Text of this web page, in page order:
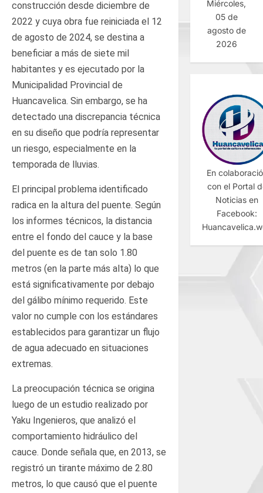
construcción desde diciembre de
2022 y cuya obra fue reiniciada el 12
de agosto de 2024, se destina a
beneficiar a más de siete mil
habitantes y es ejecutado por la
Municipalidad Provincial de
Huancavelica. Sin embargo, se ha
detectado una discrepancia técnica
en su diseño que podría representar
un riesgo, especialmente en la
temporada de lluvias.
El principal problema identificado
radica en la altura del puente. Según
los informes técnicos, la distancia
entre el fondo del cauce y la base
del puente es de tan solo 1.80
metros (en la parte más alta) lo que
está significativamente por debajo
del gálibo mínimo requerido. Este
valor no cumple con los estándares
establecidos para garantizar un flujo
de agua adecuado en situaciones
extremas.
La preocupación técnica se origina
luego de un estudio realizado por
Yaku Ingenieros, que analizó el
comportamiento hidráulico del
cauce. Donde señala que, en 2013, se
registró un tirante máximo de 2.80
metros, lo que causó que el puente
Miércoles,
05 de
agosto de
2026
En
con el Portal
Noticias en
Facebook: